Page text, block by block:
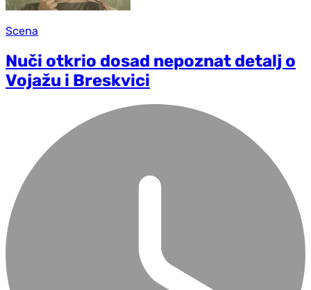
Scena
Nuči otkrio dosad nepoznat detalj o
Vojažu i Breskvici